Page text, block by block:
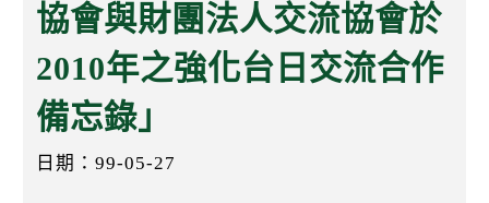
協會與財團法人交流協會於
2010年之強化台日交流合作
備忘錄」
日期：99-05-27